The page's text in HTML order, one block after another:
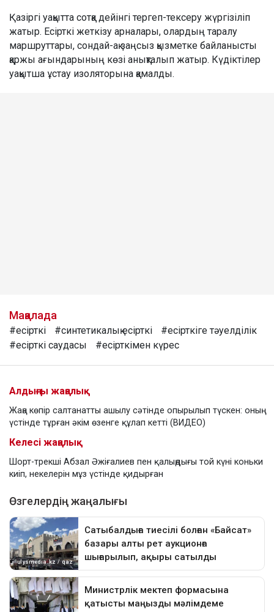
Қазіргі уақытта сотқа дейінгі тергеп-тексеру жүргізіліп
жатыр. Есірткі жеткізу арналары, олардың таралу
маршруттары, сондай-ақ заңсыз қызметке байланысты
қаржы ағындарының көзі анықталып жатыр. Күдіктілер
уақытша ұстау изоляторына қамалды.
Мақалада
#есірткі #синтетикалық есірткі
#есірткіге тәуелділік
#есірткі саудасы
#есірткімен күрес
Алдыңғы жаңалық
Жаңа көпір салтанатты ашылу сәтінде опырылып түскен: оның
үстінде тұрған әкім өзенге құлап кетті (ВИДЕО)
Келесі жаңалық
Шорт-трекші Абзал Әжіғалиев пен қалыңдығы той күні коньки
киіп, некелерін мұз үстінде қидырған